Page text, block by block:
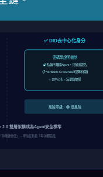
✅ DID去中心化身分
密碼學證明機制
🔐 私鑰不離開Agent，只發送簽名
📋 Verifiable Credential可即時吊銷
✨ 去中心化 = 無單點故障
風險等級：🟢 低風險
2.0 雙層架構成為Agent安全標準
能做什麼」→ 零信任負責「每次都驗證」